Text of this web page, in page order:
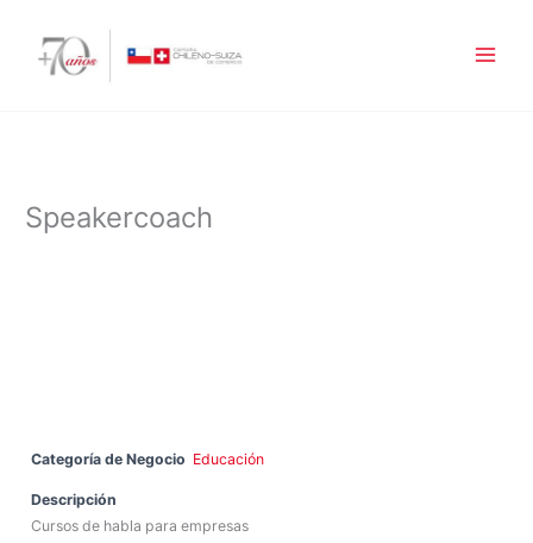
contenido
Speakercoach
Categoría de Negocio Educación
Descripción
Cursos de habla para empresas